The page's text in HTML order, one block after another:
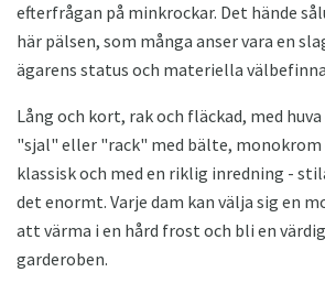
efterfrågan på minkrockar. Det hände
här pälsen, som många anser vara en
ägarens status och materiella
Lång och kort, rak och fläckad, med
"sjal" eller "rack" med bälte, monokrom
klassisk och med en riklig inredning -
det enormt. Varje dam kan välja sig en
att värma i en hård frost och bli en
garderoben.